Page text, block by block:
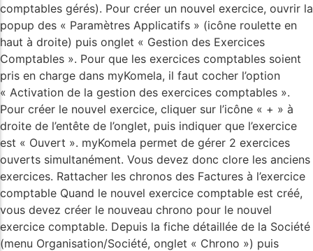
comptables gérés). Pour créer un nouvel exercice, ouvrir la
popup des « Paramètres Applicatifs » (icône roulette en
haut à droite) puis onglet « Gestion des Exercices
Comptables ». Pour que les exercices comptables soient
pris en charge dans myKomela, il faut cocher l’option
« Activation de la gestion des exercices comptables ».
Pour créer le nouvel exercice, cliquer sur l’icône « + » à
droite de l’entête de l’onglet, puis indiquer que l’exercice
est « Ouvert ». myKomela permet de gérer 2 exercices
ouverts simultanément. Vous devez donc clore les anciens
exercices. Rattacher les chronos des Factures à l’exercice
comptable Quand le nouvel exercice comptable est créé,
vous devez créer le nouveau chrono pour le nouvel
exercice comptable. Depuis la fiche détaillée de la Société
(menu Organisation/Société, onglet « Chrono ») puis